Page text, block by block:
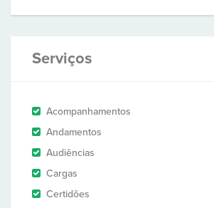
Serviços
Acompanhamentos
Andamentos
Audiências
Cargas
Certidões